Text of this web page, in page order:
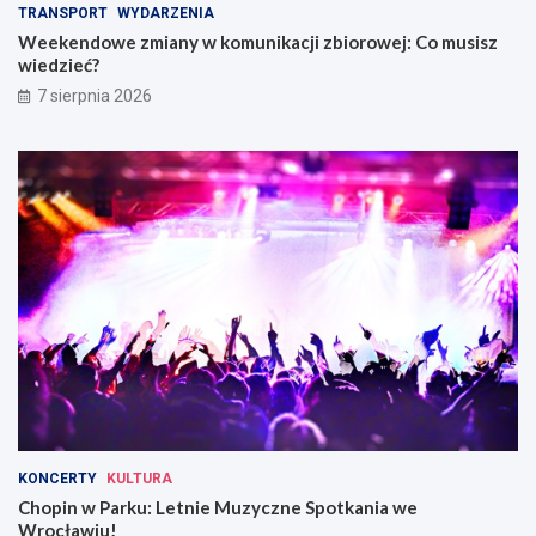
iw
W
r
o
a
w
i
u
TRANSPORT WYDARZENIA
Weekendowe zmiany w komunikacji zbiorowej: Co musisz
wiedzieć?
7 sierpnia 2026
KONCERTY KULTURA
Chopin w Parku: Letnie Muzyczne Spotkania we
Wrocławiu!